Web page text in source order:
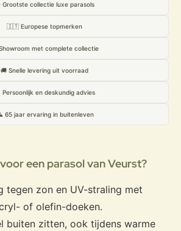
Grootste collectie luxe parasols
🇮🇹 Europese topmerken
met complete collectie
🚚 Snelle levering uit voorraad
Persoonlijk en deskundig advies
jaar ervaring in buitenleven
een parasol van Veurst?
tegen zon en UV-straling met
of olefin-doeken.
buiten zitten, ook tijdens warme